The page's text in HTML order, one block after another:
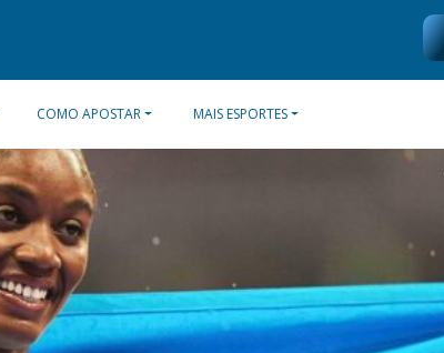
COMO APOSTAR MAIS ESPORTES